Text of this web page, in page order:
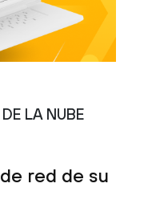
LA NUBE
red de su